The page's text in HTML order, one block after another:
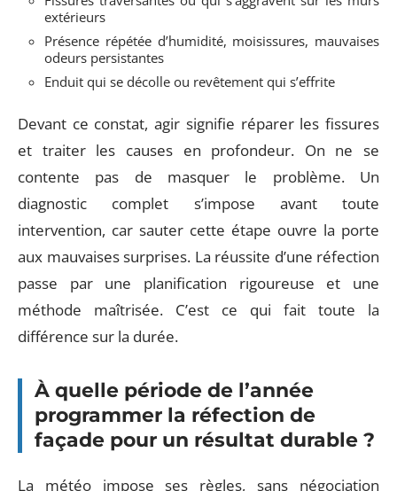
extérieurs
Présence répétée d’humidité, moisissures, mauvaises
odeurs persistantes
Enduit qui se décolle ou revêtement qui s’effrite
Devant ce constat, agir signifie réparer les fissures
et traiter les causes en profondeur. On ne se
contente pas de masquer le problème. Un
diagnostic complet s’impose avant toute
intervention, car sauter cette étape ouvre la porte
aux mauvaises surprises. La réussite d’une réfection
passe par une planification rigoureuse et une
méthode maîtrisée. C’est ce qui fait toute la
différence sur la durée.
À quelle période de l’année
programmer la réfection de
façade pour un résultat durable ?
La météo impose ses règles, sans négociation